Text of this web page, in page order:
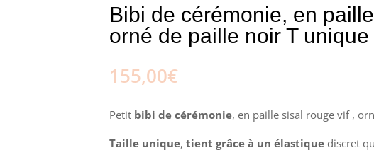
Bibi de cérémonie, en
orné de paille noir T unique
155,00€
Petit bibi de cérémonie, en paille sisal rouge vif ,
Taille unique, tient grâce à un élastiquediscret